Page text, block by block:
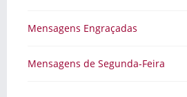
Mensagens Engraçadas
Mensagens de Segunda-Feira